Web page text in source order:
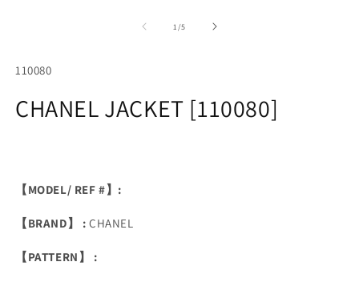
1/of
5
SKU:
110080
CHANEL JACKET [110080]
【MODEL/ REF #】:
【BRAND】 : CHANEL
【PATTERN】 :